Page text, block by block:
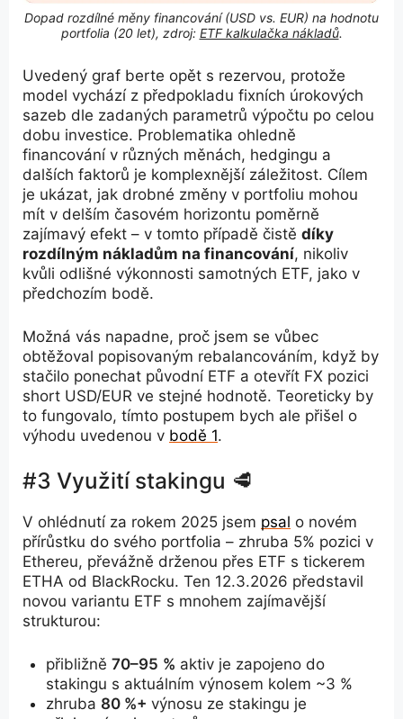
Dopad rozdílné měny financování (USD vs. EUR) na hodnotu
portfolia (20 let), zdroj: ETF kalkulačka nákladů.
Uvedený graf berte opět s rezervou, protože
model vychází z předpokladu fixních úrokových
sazeb dle zadaných parametrů výpočtu po celou
dobu investice. Problematika ohledně
financování v různých měnách, hedgingu a
dalších faktorů je komplexnější záležitost. Cílem
je ukázat, jak drobné změny v portfoliu mohou
mít v delším časovém horizontu poměrně
zajímavý efekt – v tomto případě čistě díky
rozdílným nákladům na financování, nikoliv
kvůli odlišné výkonnosti samotných ETF, jako v
předchozím bodě.
Možná vás napadne, proč jsem se vůbec
obtěžoval popisovaným rebalancováním, když by
stačilo ponechat původní ETF a otevřít FX pozici
short USD/EUR ve stejné hodnotě. Teoreticky by
to fungovalo, tímto postupem bych ale přišel o
výhodu uvedenou v bodě 1.
#3 Využití stakingu 🥩
V ohlédnutí za rokem 2025 jsem psal o novém
přírůstku do svého portfolia – zhruba 5% pozici v
Ethereu, převážně drženou přes ETF s tickerem
ETHA od BlackRocku. Ten 12.3.2026 představil
novou variantu ETF s mnohem zajímavější
strukturou:
přibližně 70–95 % aktiv je zapojeno do
stakingu s aktuálním výnosem kolem ~3 %
zhruba 80 %+ výnosu ze stakingu je